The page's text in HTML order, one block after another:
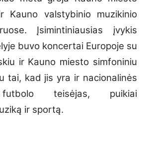
Kauno valstybinio muzikinio
Įsimintiniausias įvykis
buvo koncertai Europoje su
ir Kauno miesto simfoniniu
tai, kad jis yra ir nacionalinės
teisėjas, puikiai
ir sportą.